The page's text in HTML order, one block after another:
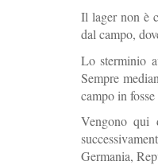
Il lager non è
dal campo,
Lo sterminio
Sempre
campo in
Vengono qui
Germania,